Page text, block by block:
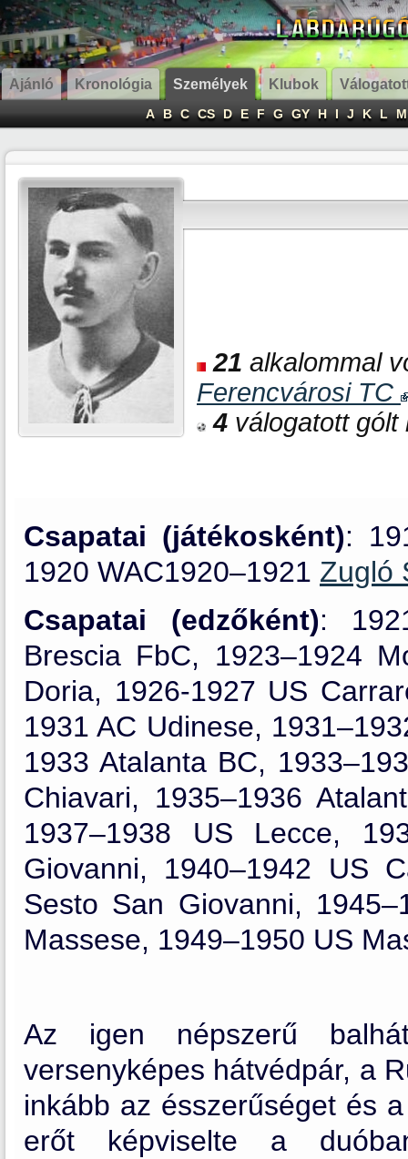
Ajánló Kronológia Személyek Klubok
A B C CS D E F G GY H I J K L M
21 alkalommal
Ferencvárosi TC
4 válogatott
Csapatai (játékosként):
1920 WAC1920–1921 Zugló
Csapatai (edzőként):
Brescia FbC, 1923–1924
Doria, 1926-1927 US
1931 AC Udinese,
1933 Atalanta BC,
Chiavari, 1935–1936
1937–1938 US Lecce,
Giovanni, 1940–1942 US
Sesto San Giovanni,
Massese, 1949–1950 US
Az igen népszerű
versenyképes hátvédpár, a
inkább az ésszerűséget és
erőt képviselte a